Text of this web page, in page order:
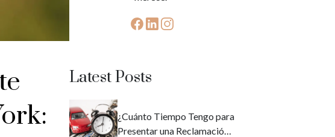
Latest Posts
¿Cuánto Tiempo Tengo para
Presentar una Reclamación